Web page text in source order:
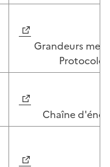
Grandeurs
Protocole
Chaîne